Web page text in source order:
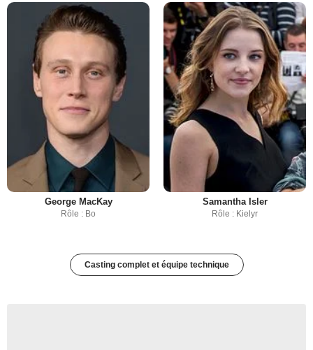
George MacKay
Rôle : Bo
Samantha Isler
Rôle : Kielyr
Casting complet et équipe technique